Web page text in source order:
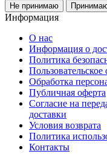
Не принимаю
Информация
О нас
Информация о
Политика
Пользовательское
Обработка
Публичная оферта
Согласие на
доставки
Условия возврата
Политика
Контакты